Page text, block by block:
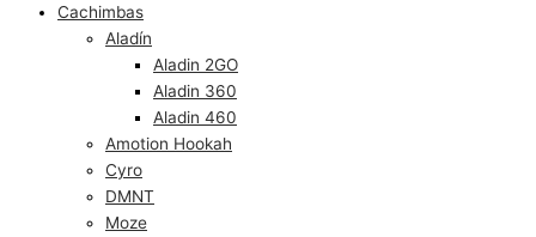
Cachimbas
Aladín
Aladin 2GO
Aladin 360
Aladin 460
Amotion Hookah
Cyro
DMNT
Moze